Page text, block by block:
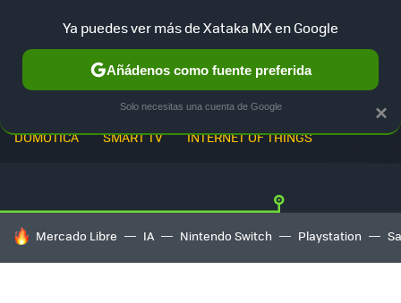
DOMÓTICA SMART TV INTERNET OF THINGS
HOY SE HABLA DE
Mercado Libre IA Nintendo Switch Playstation
×
Ya puedes ver más de Xataka MX en Google
Añádenos como fuente preferida
Solo necesitas una cuenta de Google